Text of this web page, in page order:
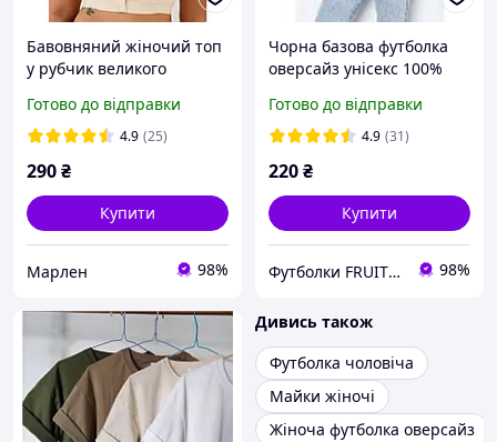
Бавовняний жіночий топ
у рубчик великого
вкладками на широких
бретелях 4XL 5XL 6XL
Готово до відправки
4.9 (25)
290₴
Купити
Марлен 98%
Чорна базова футболка
оверсайз унісекс 100%
Valueweight
Готово до відправки
4.9 (31)
220₴
Купити
Футболки FRUIT 👕 98%
Дивись також
Футболка чоловіча
Майки жіночі
Жіноча футболка оверсайз